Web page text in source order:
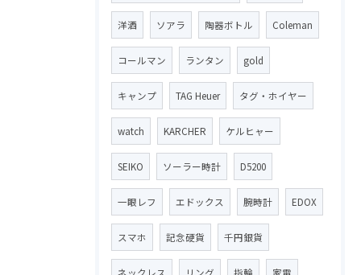
洋酒 ソアラ 陶器ボトル Coleman
コールマン ランタン gold
キャンプ TAG Heuer タグ・ホイヤー
watch KARCHER ケルヒャー
SEIKO ソーラー時計 D5200
一眼レフ エドックス 腕時計 EDOX
スマホ 記念硬貨 千円銀貨